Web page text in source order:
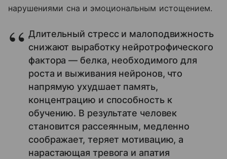
нарушениями сна и эмоциональным истощением.
Длительный стресс и малоподвижность
снижают выработку нейротрофического
фактора — белка, необходимого для
роста и выживания нейронов, что
напрямую ухудшает память,
концентрацию и способность к
обучению. В результате человек
становится рассеянным, медленно
соображает, теряет мотивацию, а
нарастающая тревога и апатия